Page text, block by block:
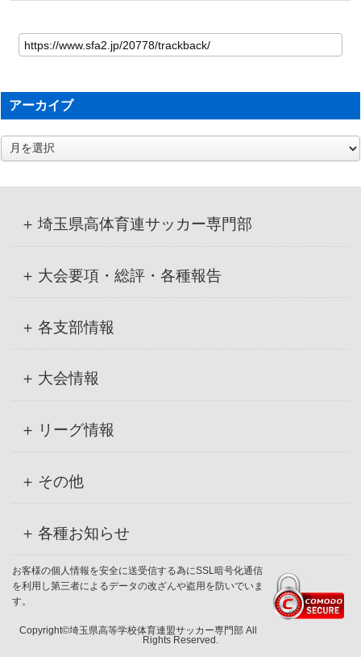
アーカイブ
ア
ー
埼玉県高体育連サッカー専門部
大会要項・総評・各種報告
各支部情報
大会情報
リーグ情報
その他
各種お知らせ
お客様の個人情報を安全に送受信する為にSSL暗号化通信
を利用し第三者によるデータの改ざんや盗用を防いでいま
す。
Copyright©埼玉県高等学校体育連盟サッカー専門部 All
Rights Reserved.